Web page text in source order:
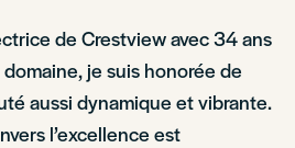
de Crestview avec 34 ans
je suis honorée de
aussi dynamique et vibrante.
l’excellence est